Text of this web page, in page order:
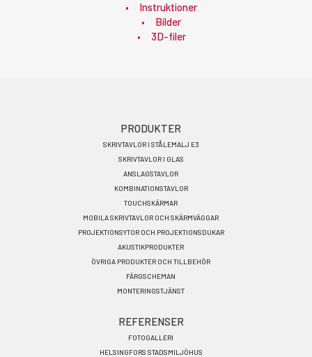
Instruktioner
Bilder
3D-filer
PRODUKTER
SKRIVTAVLOR I STÅLEMALJ E3
SKRIVTAVLOR I GLAS
ANSLAGSTAVLOR
KOMBINATIONSTAVLOR
TOUCHSKÄRMAR
MOBILA SKRIVTAVLOR OCH SKÄRMVÄGGAR
PROJEKTIONSYTOR OCH PROJEKTIONSDUKAR
AKUSTIKPRODUKTER
ÖVRIGA PRODUKTER OCH TILLBEHÖR
FÄRGSCHEMAN
MONTERINGSTJÄNST
REFERENSER
FOTOGALLERI
HELSINGFORS STADSMILJÖHUS